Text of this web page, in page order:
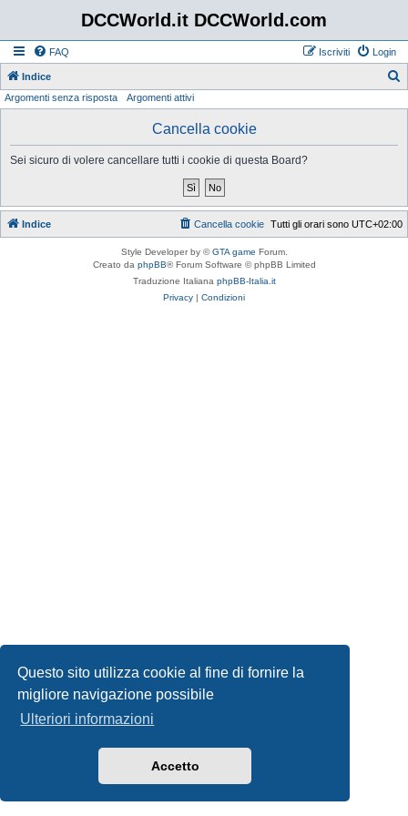
Questo sito utilizza cookie al fine di fornire la
migliore navigazione possibile
Ulteriori informazioni
Accetto
DCCWorld.it DCCWorld.com
FAQ Login
Iscriviti
Indice
Argomenti senza risposta Argomenti attivi
Cancella cookie
Sei sicuro di volere cancellare tutti i cookie di questa Board?
Indice Tutti gli orari sono UTC+02:00
Cancella cookie
Style Developer by ©GTA game Forum.
Creato da phpBB® Forum Software © phpBB Limited
Traduzione Italiana phpBB-Italia.it
Privacy | Condizioni